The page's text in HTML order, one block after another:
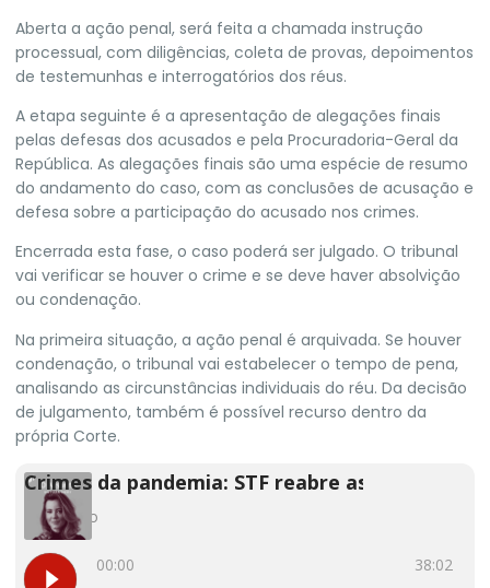
Aberta a ação penal, será feita a chamada instrução
processual, com diligências, coleta de provas, depoimentos
de testemunhas e interrogatórios dos réus.
A etapa seguinte é a apresentação de alegações finais
pelas defesas dos acusados e pela Procuradoria-Geral da
República. As alegações finais são uma espécie de resumo
do andamento do caso, com as conclusões de acusação e
defesa sobre a participação do acusado nos crimes.
Encerrada esta fase, o caso poderá ser julgado. O tribunal
vai verificar se houver o crime e se deve haver absolvição
ou condenação.
Na primeira situação, a ação penal é arquivada. Se houver
condenação, o tribunal vai estabelecer o tempo de pena,
analisando as circunstâncias individuais do réu. Da decisão
de julgamento, também é possível recurso dentro da
própria Corte.